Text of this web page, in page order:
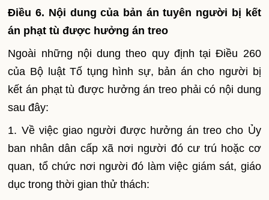
Điều 6. Nội dung của bản án tuyên người bị kết
án phạt tù được hưởng án treo
Ngoài những nội dung theo quy định tại Điều 260
của Bộ luật Tố tụng hình sự, bản án cho người bị
kết án phạt tù được hưởng án treo phải có nội dung
sau đây:
1. Về việc giao người được hưởng án treo cho Ủy
ban nhân dân cấp xã nơi người đó cư trú hoặc cơ
quan, tổ chức nơi người đó làm việc giám sát, giáo
dục trong thời gian thử thách: